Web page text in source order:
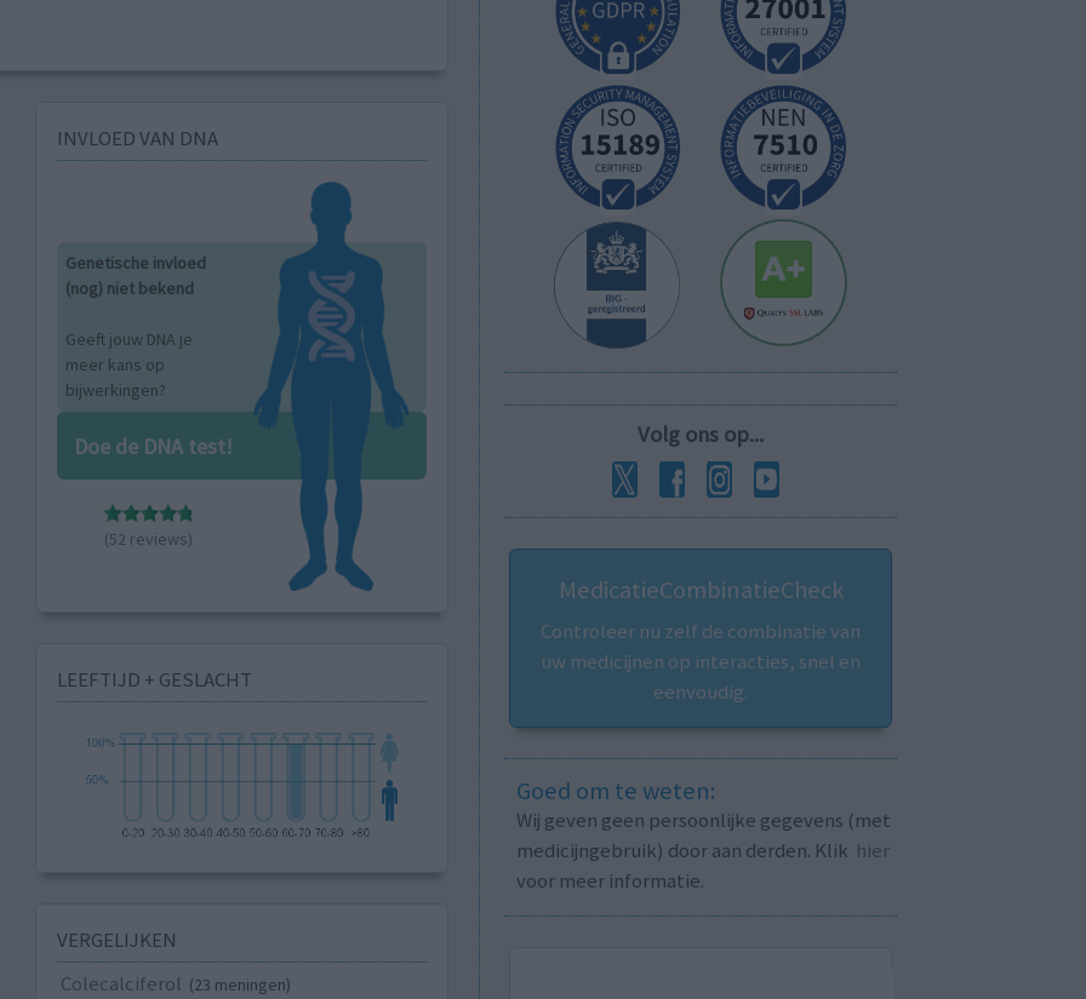
INVLOED VAN DNA
Genetische invloed
(nog) niet bekend
Geeft jouw DNA je
meer kans op
bijwerkingen?
Doe de DNA test!
(52 reviews)
LEEFTIJD + GESLACHT
VERGELIJKEN
Colecalciferol (23 meningen)
Volg ons op...
MedicatieCombinatieCheck
Controleer nu zelf de combinatie van
uw medicijnen op interacties, snel en
eenvoudig.
Goed om te weten:
Wij geven geen persoonlijke gegevens (met
medicijngebruik) door aan derden. Klik hier
voor meer informatie.